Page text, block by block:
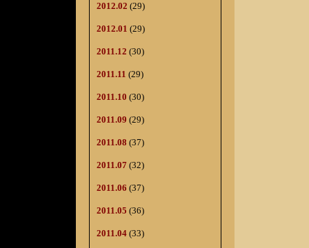
2012.02 (29)
2012.01 (29)
2011.12 (30)
2011.11 (29)
2011.10 (30)
2011.09 (29)
2011.08 (37)
2011.07 (32)
2011.06 (37)
2011.05 (36)
2011.04 (33)